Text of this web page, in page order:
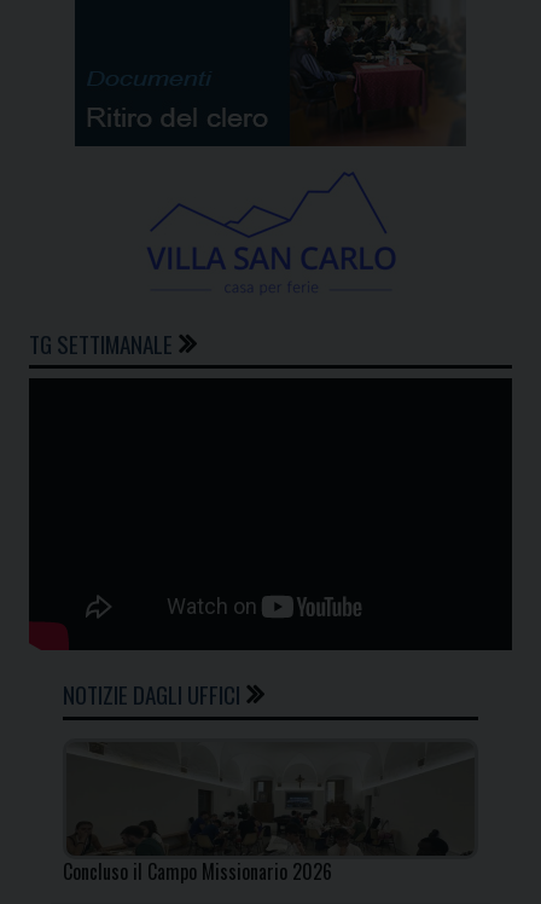
TG SETTIMANALE
NOTIZIE DAGLI UFFICI
Concluso il Campo Missionario 2026